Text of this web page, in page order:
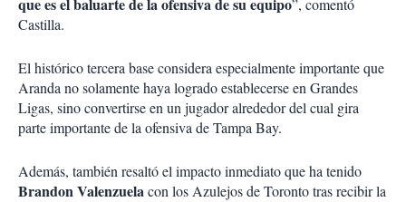
”, comentó
Castilla.
El histórico tercera base considera especialmente importante que
Aranda no solamente haya logrado establecerse en Grandes
Ligas, sino convertirse en un jugador alrededor del cual gira
parte importante de la ofensiva de Tampa Bay.
Además, también resaltó el impacto inmediato que ha tenido
Brandon Valenzuelacon los Azulejos de Toronto tras recibir la